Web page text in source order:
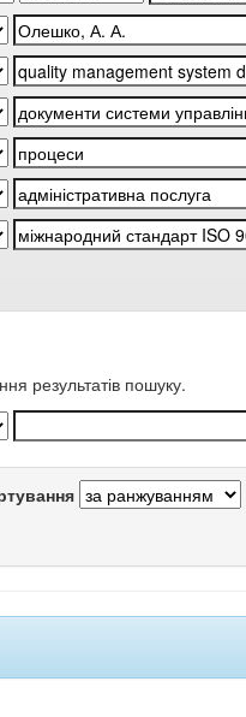
результатів пошуку.